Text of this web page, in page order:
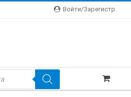
Войти/зарегистр.